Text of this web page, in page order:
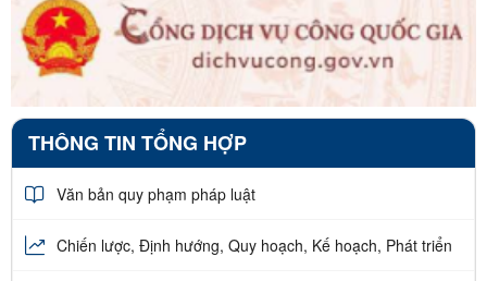
THÔNG TIN TỔNG HỢP
Văn bản quy phạm pháp luật
Chiến lược, Định hướng, Quy hoạch, Kế hoạch, Phát triển